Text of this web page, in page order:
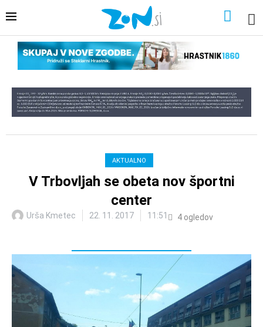
AKTUALNO
V Trbovljah se obeta nov športni
center
Urša Kmetec 22. 11. 2017 11:51 4 ogledov